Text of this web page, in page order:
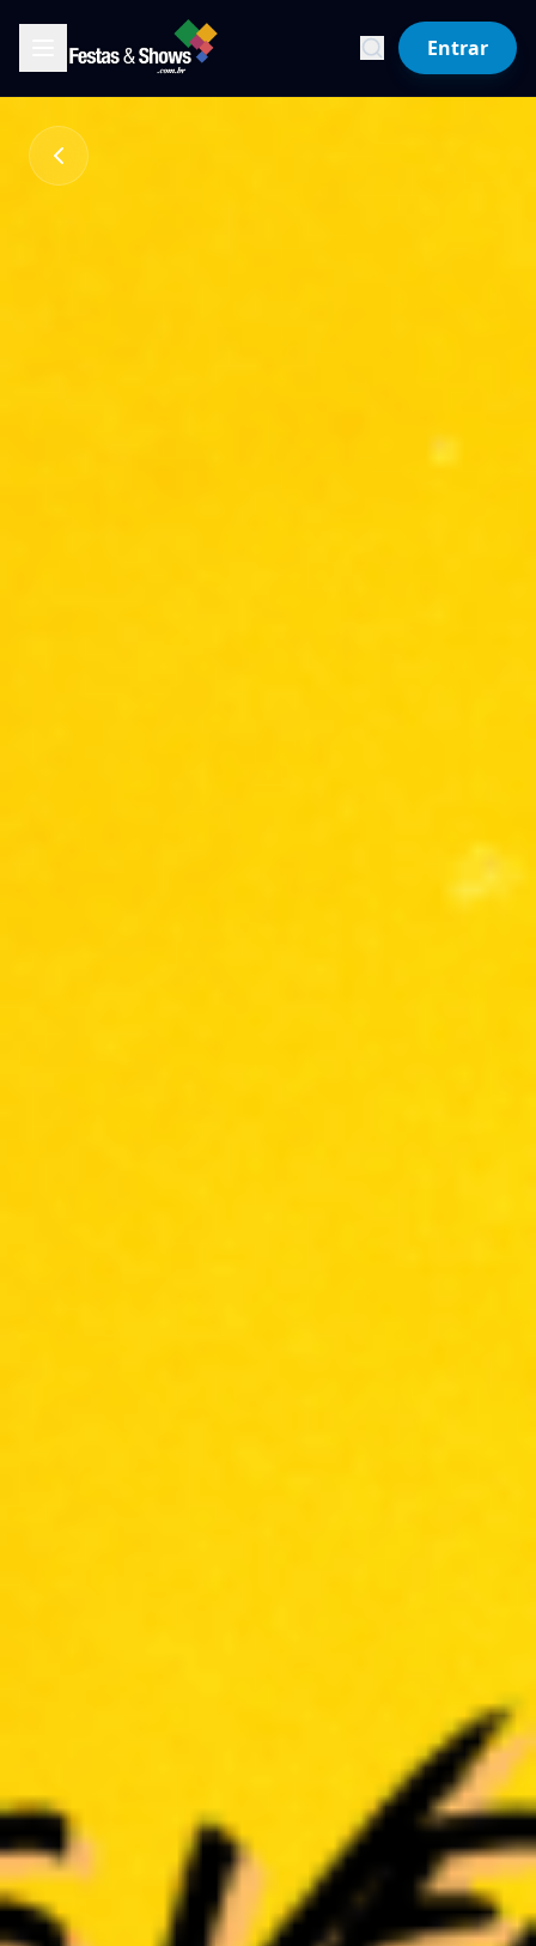
Entrar